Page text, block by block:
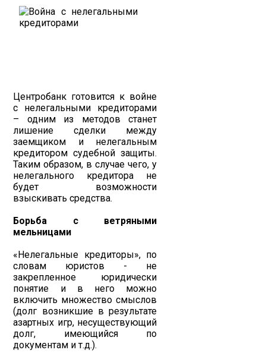
Центробанк готовится к войне
с нелегальными кредиторами
– одним из методов станет
лишение сделки между
заемщиком и нелегальным
кредитором судебной защиты.
Таким образом, в случае чего, у
нелегального кредитора не
будет возможности
взыскивать средства.
Борьба с ветряными
мельницами
«Нелегальные кредиторы», по
словам юристов - не
закрепленное юридически
понятие и в него можно
включить множество смыслов
(долг возникшие в результате
азартных игр, несуществующий
долг, имеющийся по
документам и т.д.).